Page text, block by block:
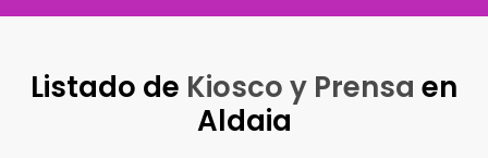
Listado de Kiosco y Prensa en
Aldaia